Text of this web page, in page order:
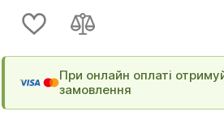
При онлайн оплаті
замовлення